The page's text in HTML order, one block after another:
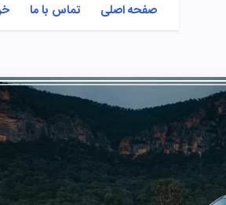
صفحه اصلی تماس با ما